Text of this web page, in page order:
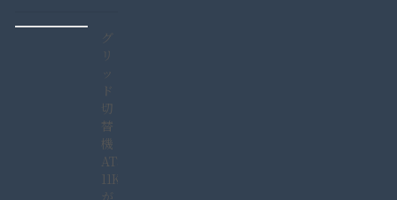
グ
リ
ッ
ド
切
替
機
ATS-
11KW